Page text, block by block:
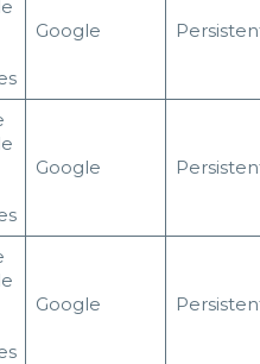
Google
Google
Google